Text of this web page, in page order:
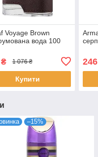
Voyage Brown
вода 100
1 076 ₴
Купити
246
–15%